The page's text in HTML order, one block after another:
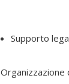
Supporto
Organizzazione